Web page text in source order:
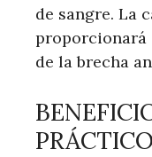
de sangre. La
proporcionará
de la brecha